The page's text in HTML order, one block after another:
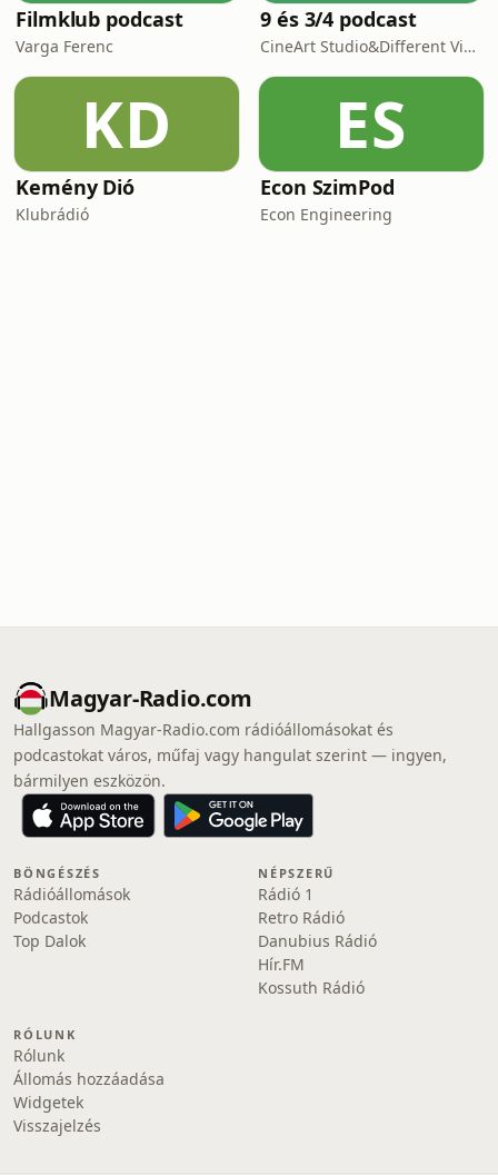
Filmklub podcast
Varga Ferenc
9 és 3/4 podcast
CineArt Studio&Different View Production
KD
Kemény Dió
Klubrádió
ES
Econ SzimPod
Econ Engineering
Magyar-Radio.com
Hallgasson Magyar-Radio.com rádióállomásokat és
podcastokat város, műfaj vagy hangulat szerint — ingyen,
bármilyen eszközön.
BÖNGÉSZÉS
Rádióállomások
Podcastok
Top Dalok
NÉPSZERŰ
Rádió 1
Retro Rádió
Danubius Rádió
Hír.FM
Kossuth Rádió
RÓLUNK
Rólunk
Állomás hozzáadása
Widgetek
Visszajelzés